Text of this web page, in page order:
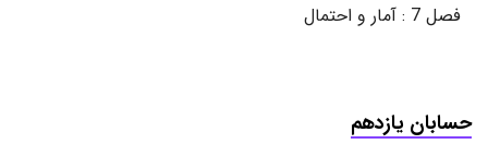
فصل 7 : آمار و احتمال
حسابان یازدهم